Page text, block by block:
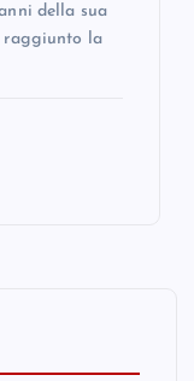
della sua
raggiunto la